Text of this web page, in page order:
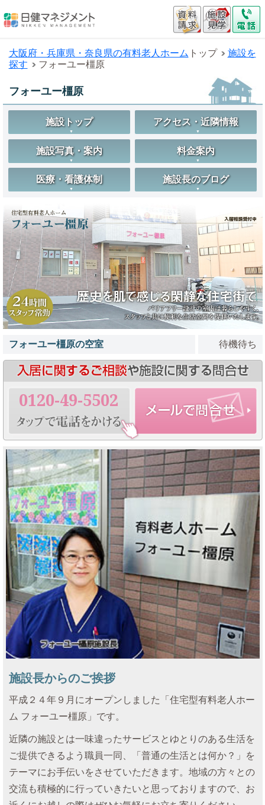
大阪府・兵庫県・奈良県の有料老人ホーム トップ
施設を
探す
フォーユー橿原
フォーユー橿原
施設トップ アクセス・近隣情報
施設写真・案内 料金案内
医療・看護体制 施設長のブログ
フォーユー橿原の空室 待機待ち
0120-49-5502
施設長からのご挨拶
平成２４年９月にオープンしました「住宅型有料老人ホー
ム フォーユー橿原」です。
近隣の施設とは一味違ったサービスとゆとりのある生活を
ご提供できるよう職員一同、「普通の生活とは何か？」を
テーマにお手伝いをさせていただきます。地域の方々との
交流も積極的に行っていきたいと思っておりますので、お